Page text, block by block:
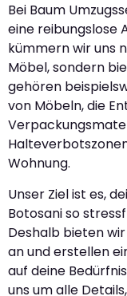
Bei Baum
eine reibungslose
kümmern wir uns
Möbel, sondern
gehören
von Möbeln, die
Wohnung.
Unser Ziel ist es,
Botosani so
Deshalb bieten
an und erstellen
auf deine
uns um alle